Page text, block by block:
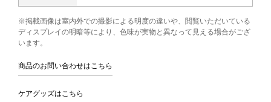
※掲載画像は室内外での撮影による明度の違いや、閲覧いただいている
ディスプレイの明暗等により、色味が実物と異なって見える場合がござ
います。
商品のお問い合わせはこちら
ケアグッズはこちら